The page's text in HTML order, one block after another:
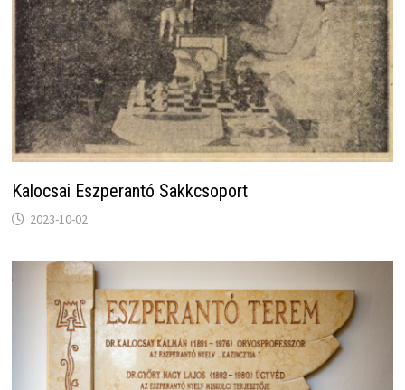
Kalocsai Eszperantó Sakkcsoport
2023-10-02